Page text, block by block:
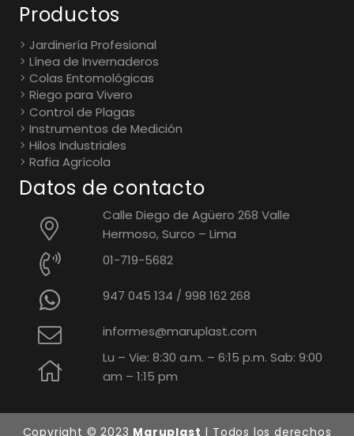
Productos
Jardinería Profesional
Línea de Invernaderos
Colas Entomológicas
Riego para Vivero
Control de Plagas
Instrumentos de Medición
Hilos Industriales
Rafia Agrícola
Datos de contacto
Calle Diego de Agüero 268 Valle
Hermoso, Surco – Lima
01-719-5682
947 045 134 / 998 162 268
informes@maruplast.com
Lu – Vie: 8:30 a.m. – 6:15 p.m. Sab: 9:00
am – 1:15 pm
Copyright © 2023 Maruplast | Todos los derechos